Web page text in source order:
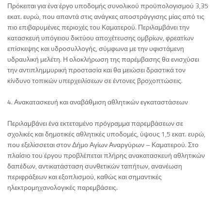
Πρόκειται για ένα έργο υποδομής συνολικού προϋπολογισμού 3,35
εκατ. ευρώ, που απαντά στις ανάγκες αποστράγγισης μίας από τις
πιο επιβαρυμένες περιοχές του Καματερού. Περιλαμβάνει την
κατασκευή υπόγειου δικτύου αποχέτευσης ομβρίων, φρεατίων
επίσκεψης και υδροσυλλογής, σύμφωνα με την υφιστάμενη
υδραυλική μελέτη. Η ολοκλήρωση της παρέμβασης θα ενισχύσει
την αντιπλημμυρική προστασία και θα μειώσει δραστικά τον
κίνδυνο τοπικών υπερχειλίσεων σε έντονες βροχοπτώσεις.
4. Ανακατασκευή και αναβάθμιση αθλητικών εγκαταστάσεων
Περιλαμβάνει ένα εκτεταμένο πρόγραμμα παρεμβάσεων σε
σχολικές και δημοτικές αθλητικές υποδομές, ύψους 1,5 εκατ. ευρώ,
που εξελίσσεται στον Δήμο Αγίων Αναργύρων – Καματερού. Στο
πλαίσιο του έργου προβλέπεται πλήρης ανακατασκευή αθλητικών
δαπέδων, αντικατάσταση συνθετικών ταπήτων, ανανέωση
περιφράξεων και εξοπλισμού, καθώς και σημαντικές
ηλεκτρομηχανολογικές παρεμβάσεις.